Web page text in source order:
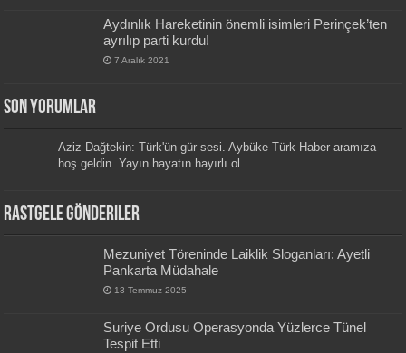
Aydınlık Hareketinin önemli isimleri Perinçek’ten
ayrılıp parti kurdu!
7 Aralık 2021
Son Yorumlar
Aziz Dağtekin: Türk'ün gür sesi. Aybüke Türk Haber aramıza
hoş geldin. Yayın hayatın hayırlı ol...
Rastgele Gönderiler
Mezuniyet Töreninde Laiklik Sloganları: Ayetli
Pankarta Müdahale
13 Temmuz 2025
Suriye Ordusu Operasyonda Yüzlerce Tünel
Tespit Etti